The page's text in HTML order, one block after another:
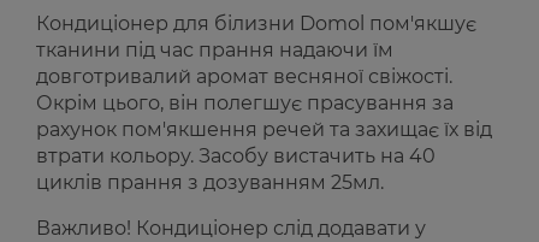
Кондиціонер для білизни Domol пом'якшує
тканини під час прання надаючи їм
довготривалий аромат весняної свіжості.
Окрім цього, він полегшує прасування за
рахунок пом'якшення речей та захищає їх від
втрати кольору. Засобу вистачить на 40
циклів прання з дозуванням 25мл.
Важливо! Кондиціонер слід додавати у